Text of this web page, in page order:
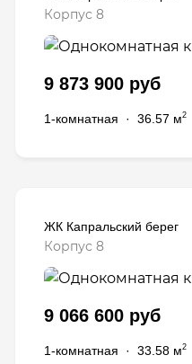
Корпус 8
9 873 900 руб
1-комнатная · 36.57 м2
ЖК Капральский берег
Корпус 8
9 066 600 руб
1-комнатная · 33.58 м2